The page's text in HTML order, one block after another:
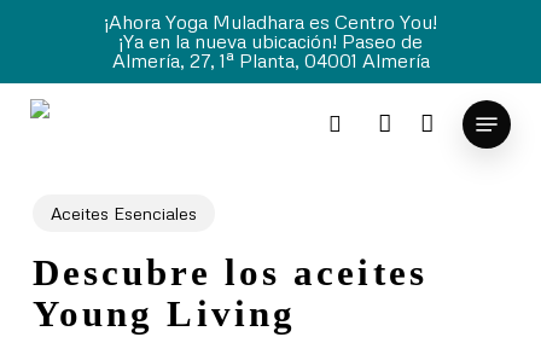
content
¡Ahora Yoga Muladhara es Centro You!
¡Ya en la nueva ubicación! Paseo de
Almería, 27, 1ª Planta, 04001 Almería
search account
Menu
Aceites Esenciales
Descubre los aceites
Young Living